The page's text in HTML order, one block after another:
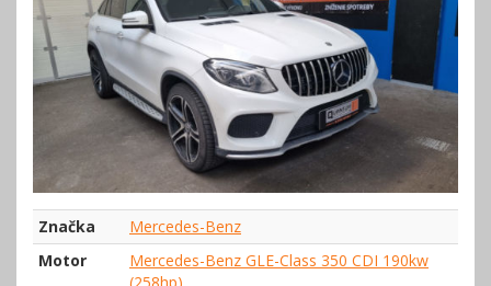
Značka
Mercedes-Benz
Motor
Mercedes-Benz GLE-Class 350 CDI 190kw
(258hp)